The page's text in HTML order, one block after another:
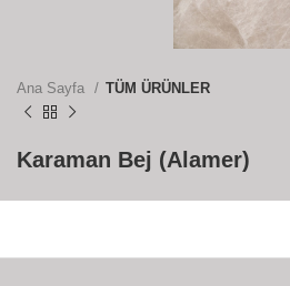
Ana Sayfa TÜM ÜRÜNLER
Karaman Bej (Alamer)